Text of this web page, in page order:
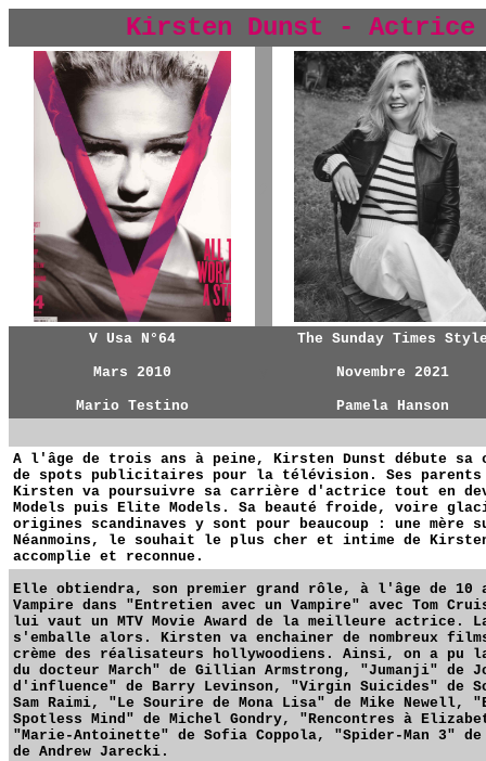
Kirsten Dunst - Actrice
V Usa N°64
Mars 2010
Mario Testino
The Sunday Times
Novembre 2021
Pamela Hanson
A l'âge de trois ans à peine, Kirsten Dunst débute
de spots publicitaires pour la télévision. Ses parents
Kirsten va poursuivre sa carrière d'actrice tout en
Models puis Elite Models. Sa beauté froide, voire
origines scandinaves y sont pour beaucoup : une mère
Néanmoins, le souhait le plus cher et intime de
accomplie et reconnue.
Elle obtiendra, son premier grand rôle, à l'âge de 10
Vampire dans "Entretien avec un Vampire" avec Tom
lui vaut un MTV Movie Award de la meilleure actrice.
s'emballe alors. Kirsten va enchainer de nombreux
crème des réalisateurs hollywoodiens. Ainsi, on a pu
du docteur March" de Gillian Armstrong, "Jumanji" de
d'influence" de Barry Levinson,
"Virgin Suicides" de
Sam Raimi, "Le Sourire de Mona Lisa" de Mike Newell,
Spotless Mind" de Michel Gondry, "Rencontres à
"Marie-Antoinette" de Sofia Coppola, "Spider-Man 3"
de Andrew Jarecki.